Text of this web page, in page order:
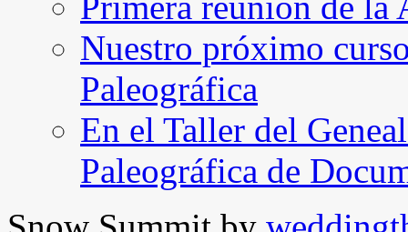
Nuestro próximo
Paleográfica
En el Taller del
Paleográfica de